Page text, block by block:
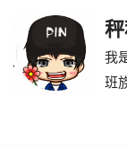
Skip
to
我
班